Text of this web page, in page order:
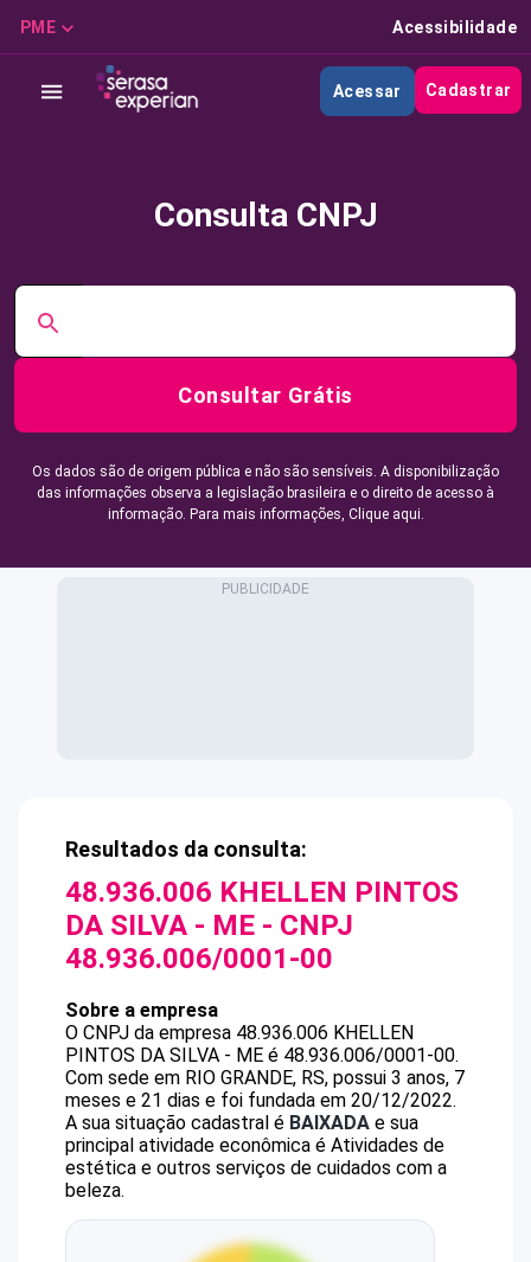
PME Acessibilidade
Acessar Cadastrar
Consulta CNPJ
Consultar Grátis
Os dados são de origem pública e não são sensíveis. A disponibilização
das informações observa a legislação brasileira e o direito de acesso à
informação. Para mais informações, Clique aqui.
Resultados da consulta:
48.936.006 KHELLEN PINTOS
DA SILVA - ME - CNPJ
48.936.006/0001-00
Sobre a empresa
O CNPJ da empresa 48.936.006 KHELLEN
PINTOS DA SILVA - ME é 48.936.006/0001-00.
Com sede em RIO GRANDE, RS, possui 3 anos, 7
meses e 21 dias e foi fundada em 20/12/2022.
A sua situação cadastral é BAIXADA e sua
principal atividade econômica é Atividades de
estética e outros serviços de cuidados com a
beleza.